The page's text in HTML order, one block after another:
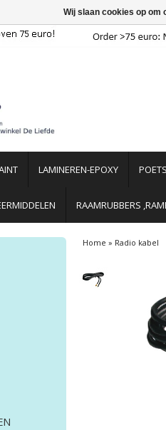
LAMINEREN-EPOXY
RAAMRUBBERS
Home » Radio kabel
Wij slaan cookies op om